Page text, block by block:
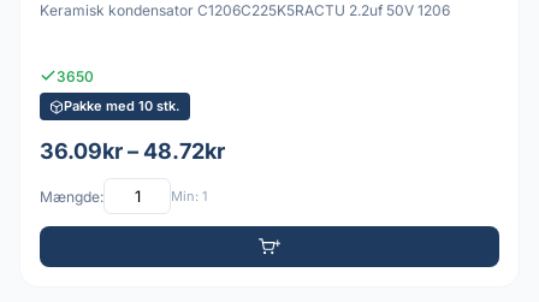
Keramisk kondensator C1206C225K5RACTU 2.2uf 50V 1206
3650
Pakke med 10 stk.
36.09kr – 48.72kr
Mængde: Min: 1